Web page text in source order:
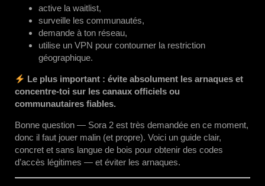
active la waitlist,
surveille les communautés,
demande à ton réseau,
utilise un VPN pour contourner la restriction
géographique.
Le plus important : évite absolument les arnaques et
concentre-toi sur les canaux officiels ou
communautaires fiables.
Bonne question — Sora 2 est très demandée en ce moment,
donc il faut jouer malin (et propre). Voici un guide clair,
concret et sans langue de bois pour obtenir des codes
d’accès légitimes — et éviter les arnaques.